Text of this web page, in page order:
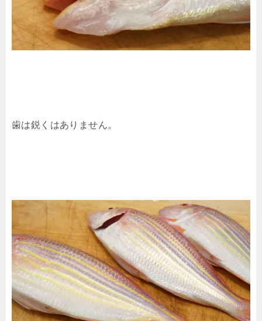
歯は鋭くはありません。